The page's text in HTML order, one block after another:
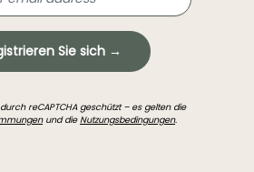
Sie sich →
reCAPTCHA geschützt – es gelten die
und dieNutzungsbedingungen.